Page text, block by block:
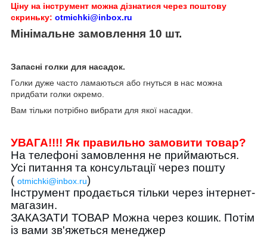
Ціну на інструмент можна дізнатися через поштову
скриньку: otmichki@inbox.ru
Мінімальне замовлення 10 шт.
Запасні голки для насадок.
Голки дуже часто ламаються або гнуться в нас можна
придбати голки окремо.
Вам тільки потрібно вибрати для якої насадки.
УВАГА!!!! Як правильно замовити товар?
На телефоні замовлення не приймаються.
Усі питання та консультації через пошту
( otmichki@inbox.ru)
Інструмент продається тільки через інтернет-
магазин.
ЗАКАЗАТИ ТОВАР Можна через кошик. Потім
із вами зв'яжеться менеджер